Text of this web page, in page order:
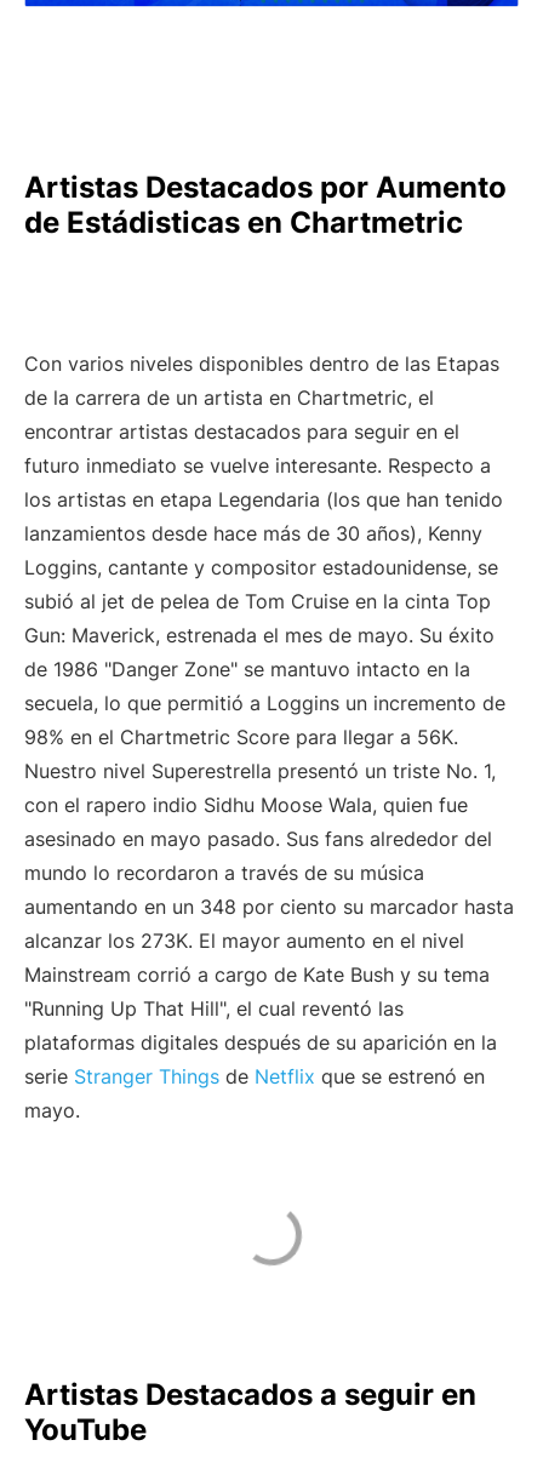
Artistas Destacados por Aumento
de Estádisticas en Chartmetric
Con varios niveles disponibles dentro de las Etapas
de la carrera de un artista en Chartmetric, el
encontrar artistas destacados para seguir en el
futuro inmediato se vuelve interesante. Respecto a
los artistas en etapa Legendaria (los que han tenido
lanzamientos desde hace más de 30 años), Kenny
Loggins, cantante y compositor estadounidense, se
subió al jet de pelea de Tom Cruise en la cinta Top
Gun: Maverick, estrenada el mes de mayo. Su éxito
de 1986 "Danger Zone" se mantuvo intacto en la
secuela, lo que permitió a Loggins un incremento de
98% en el Chartmetric Score para llegar a 56K.
Nuestro nivel Superestrella presentó un triste No. 1,
con el rapero indio Sidhu Moose Wala, quien fue
asesinado en mayo pasado. Sus fans alrededor del
mundo lo recordaron a través de su música
aumentando en un 348 por ciento su marcador hasta
alcanzar los 273K. El mayor aumento en el nivel
Mainstream corrió a cargo de Kate Bush y su tema
"Running Up That Hill", el cual reventó las
plataformas digitales después de su aparición en la
serie Stranger Things de Netflix que se estrenó en
mayo.
Artistas Destacados a seguir en
YouTube